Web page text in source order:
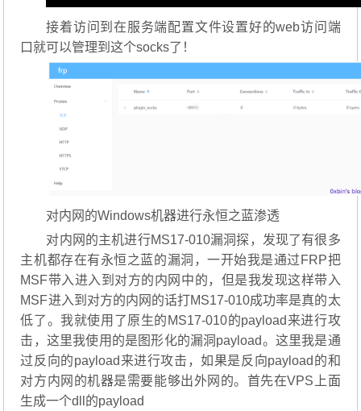
接着访问到在服务端配置文件设置好的web访问端
口就可以管理到这个socks了！
对内网的Windows机器进行永恒之蓝渗透
对内网的主机进行MS17-010漏洞探，发现了有很多
主机都存在有永恒之蓝的漏洞，一开始我是通过FRP把
MSF带入进入到对方的内网中的，但是我发现这样带入
MSF进入到对方的内网的话打MS17-010成功率是真的太
低了。我就使用了原生的MS17-010的payload来进行攻
击，这里我使用的是图形化的漏洞payload。这里我是通
过反向的payload来进行攻击，如果是反向payload的和
对方内网的机器是需要能够出外网的。首先在VPS上面
生成一个dll的payload